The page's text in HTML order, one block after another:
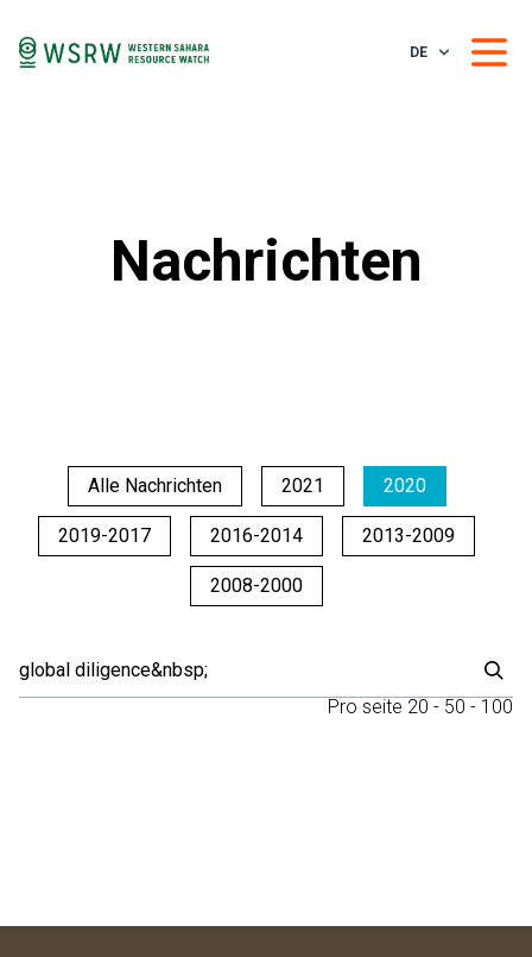
DE
Nachrichten
Alle Nachrichten 2021 2020
2019-2017 2016-2014 2013-2009
2008-2000
Pro seite 20 - 50 - 100